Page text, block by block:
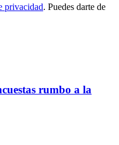
privacidad. Puedes darte de
rumbo a la